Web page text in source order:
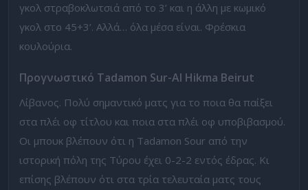
γκολ στραβοκλωτσιά από το 3’ και η άλλη με κωμικό
γκολ στο 45+3’. Αλλά… όλα μέσα είναι. Φρέσκια
κουλούρια.
Προγνωστικό Tadamon Sur-Al Hikma Beirut
Λίβανος. Πολύ σημαντικό ματς για το ποια θα παίξει
στα πλέι οφ τίτλου και ποια στα πλέι οφ υποβιβασμού.
Οι μπουκ βλέπουν ότι η Tadamon Sour από την
ιστορική πόλη της Τύρου έχει 0-2-2 εντός έδρας. Κι
επίσης βλέπουν ότι στα τρία τελευταία ματς τους